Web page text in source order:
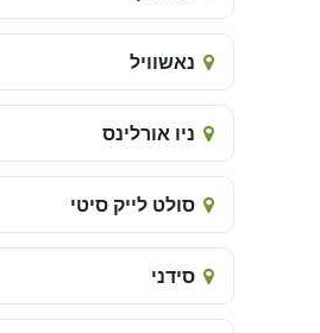
נאשוויל
ניו אורלינס
סולט לייק סיטי
סידני